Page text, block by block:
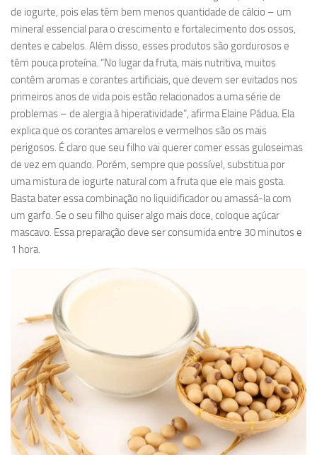
de iogurte, pois elas têm bem menos quantidade de cálcio – um
mineral essencial para o crescimento e fortalecimento dos ossos,
dentes e cabelos. Além disso, esses produtos são gordurosos e
têm pouca proteína. “No lugar da fruta, mais nutritiva, muitos
contêm aromas e corantes artificiais, que devem ser evitados nos
primeiros anos de vida pois estão relacionados a uma série de
problemas – de alergia à hiperatividade”, afirma Elaine Pádua. Ela
explica que os corantes amarelos e vermelhos são os mais
perigosos. É claro que seu filho vai querer comer essas guloseimas
de vez em quando. Porém, sempre que possível, substitua por
uma mistura de iogurte natural com a fruta que ele mais gosta.
Basta bater essa combinação no liquidificador ou amassá-la com
um garfo. Se o seu filho quiser algo mais doce, coloque açúcar
mascavo. Essa preparação deve ser consumida entre 30 minutos e
1 hora.